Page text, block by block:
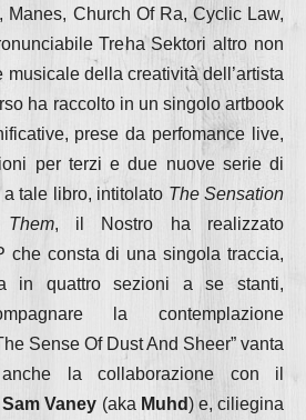
Manes, Church Of Ra, Cyclic Law,
Treha Sektori altro non
della creatività dell’artista
ha raccolto in un singolo artbook
prese da perfomance live,
per terzi e due nuove serie di
tale libro, intitolato The Sensation
, il Nostro ha realizzato
che consta di una singola traccia,
in quattro sezioni a se stanti,
la contemplazione
Sense Of Dust And Sheer” vanta
la collaborazione con il
Sam Vaney (aka Muhd) e, ciliegina